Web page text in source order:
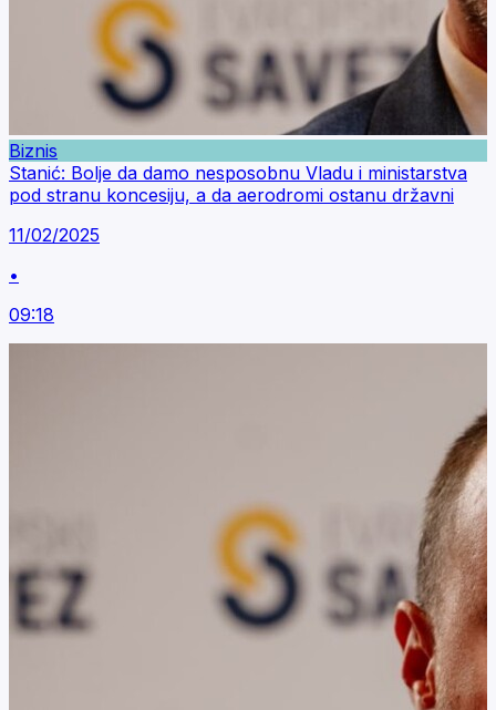
Biznis
Stanić: Bolje da damo nesposobnu Vladu i ministarstva
pod stranu koncesiju, a da aerodromi ostanu državni
11/02/2025
•
09:18